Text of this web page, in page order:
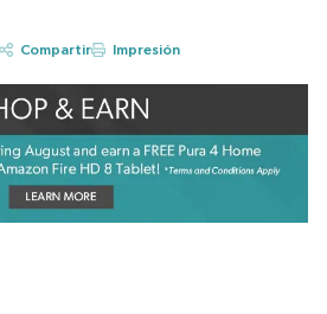
Compartir Impresión